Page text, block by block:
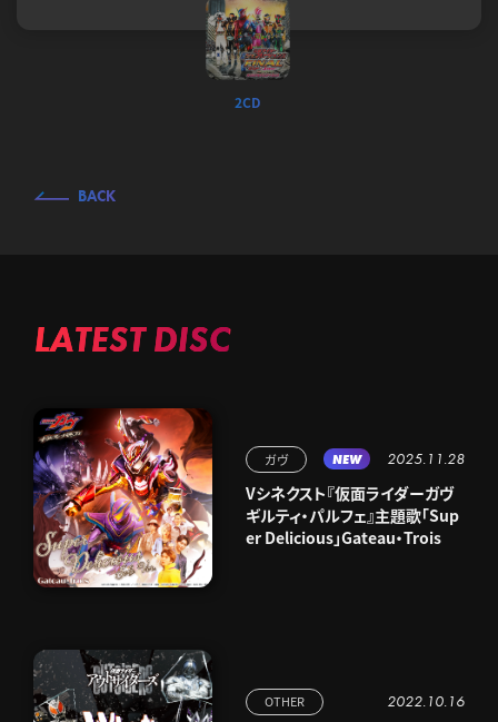
2CD
BACK
LATEST DISC
NEW 2025.11.28
ガヴ
Vシネクスト『仮面ライダーガヴ
ギルティ・パルフェ』主題歌「Sup
er Delicious」Gateau・Trois
2022.10.16
OTHER